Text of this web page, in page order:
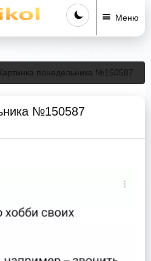
Меню
понедельника №150587
№150587